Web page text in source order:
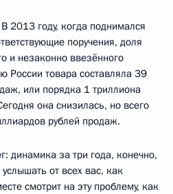
2013 году, когда поднимался
поручения, доля
и незаконно ввезённого
России товара составляла 39
или порядка 1 триллиона
она снизилась, но всего
рублей продаж.
динамика за три года, конечно,
от всех вас, как
смотрит на эту проблему, как